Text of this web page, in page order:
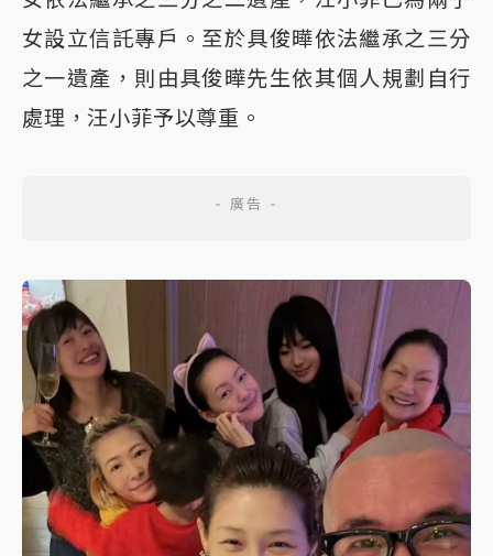
女設立信託專戶。至於具俊曄依法繼承之三分
之一遺產，則由具俊曄先生依其個人規劃自行
處理，汪小菲予以尊重。